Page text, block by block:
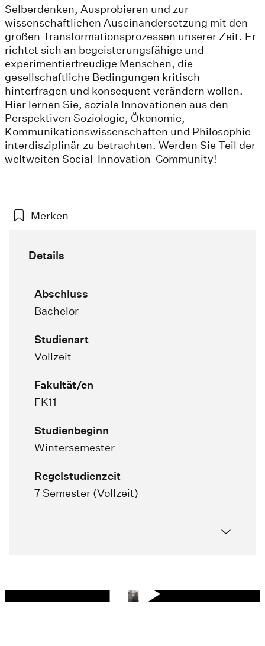
Selberdenken, Ausprobieren und zur
wissenschaftlichen Auseinandersetzung mit den
großen Transformationsprozessen unserer Zeit. Er
richtet sich an begeisterungsfähige und
experimentierfreudige Menschen, die
gesellschaftliche Bedingungen kritisch
hinterfragen und konsequent verändern wollen.
Hier lernen Sie, soziale Innovationen aus den
Perspektiven Soziologie, Ökonomie,
Kommunikationswissenschaften und Philosophie
interdisziplinär zu betrachten. Werden Sie Teil der
weltweiten Social-Innovation-Community!
Merken
Details
Abschluss
Bachelor
Studienart
Vollzeit
Fakultät/en
FK11
Studienbeginn
Wintersemester
Regelstudienzeit
7 Semester (Vollzeit)